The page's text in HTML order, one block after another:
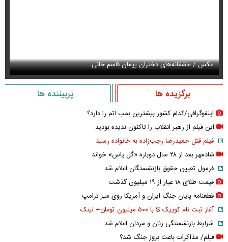
عکس / عاشقانه‌های دختران پیمان قاسم خانی
برگزیده ها پربیننده ها
اینفوگرافی/کدام کشور بیشترین بمب اتم را دارد؟
این فیلم از رهبر انقلاب را تاکنون ندیده بودید
فیلم قتل حمیدرضا رجب‌زاده به خانواده رسید
شادمهر بعد از ۲۸ سال دوباره «گل یاس» خواند
فرمول تعیین حقوق بازنشستگان اعلام شد
قیمت طلای ۱۸ عیار از ۱۹ میلیون گذشت
قطعنامه پایان جنگ ایران و آمریکا روی میز ترامپ
آغاز ثبت نام کوییک S با ۵۰۰ میلیون تومان+ لینک
شرایط بازنشستگی زنان و مردان اعلام شد
فیلم/ مذاکرات باعث بروز جنگ شد؟